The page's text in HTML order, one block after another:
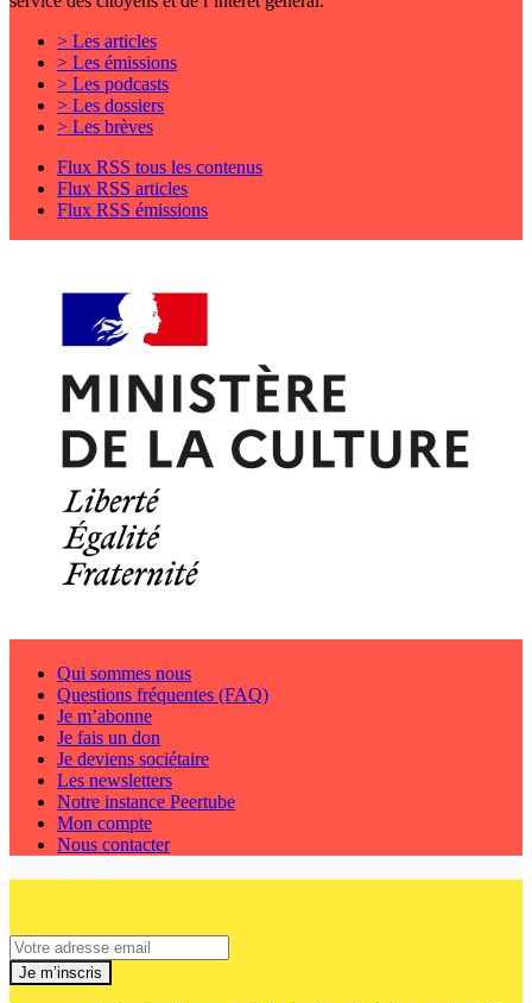
> Les articles
> Les émissions
> Les podcasts
> Les dossiers
> Les brèves
Flux RSS tous les contenus
Flux RSS articles
Flux RSS émissions
Qui sommes nous
Questions fréquentes (FAQ)
Je m’abonne
Je fais un don
Je deviens sociétaire
Les newsletters
Notre instance Peertube
Mon compte
Nous contacter
Je m’inscris